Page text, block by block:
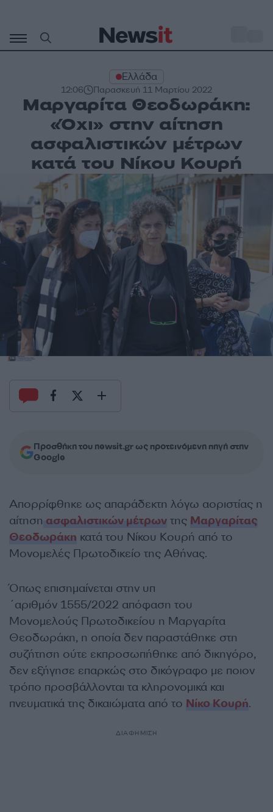
περιεχόμενο
Ελλάδα
12:06 Παρασκευή 11 Μαρτίου 2022
Μαργαρίτα Θεοδωράκη:
«Όχι» στην αίτηση
ασφαλιστικών μέτρων
κατά του Νίκου Κουρή
Προσθήκη του newsit.gr ως προτεινόμενη πηγή στην
Google
Απορρίφθηκε ως απαράδεκτη λόγω αοριστίας η
αίτηση ασφαλιστικών μέτρων της Μαργαρίτας
Θεοδωράκη κατά του Νίκου Κουρή από το
Μονομελές Πρωτοδικείο της Αθήνας.
Όπως επισημαίνεται στην υπ
´αριθμόν 1555/2022 απόφαση του
Μονομελούς Πρωτοδικείου η Μαργαρίτα
Θεοδωράκη, η οποία δεν παραστάθηκε στη
συζήτηση ούτε εκπροσωπήθηκε από δικηγόρο,
δεν εξήγησε επαρκώς στο δικόγραφο με ποιον
τρόπο προσβάλλονται τα κληρονομικά και
πνευματικά της δικαιώματα από το Νίκο Κουρή.
ΔΙΑΦΗΜΙΣΗ